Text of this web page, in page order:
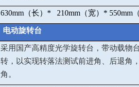
630mm （长） * 210mm （宽） * 550mm
电动旋转台
采用国产高精度光学旋转台，带动载物
转，以实现转落法测试前进角、后退角
角。